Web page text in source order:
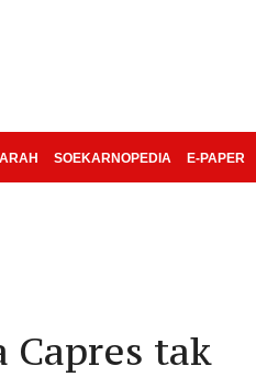
SOEKARNOPEDIA E-PAPER
tak